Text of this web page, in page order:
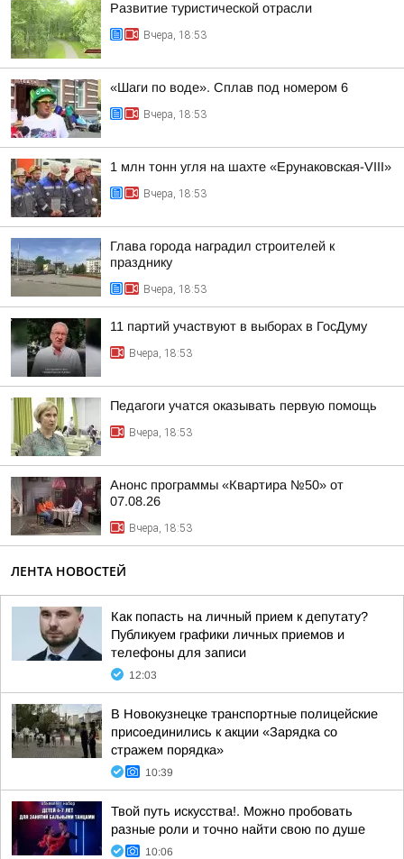
Развитие туристической отрасли
Вчера, 18:53
«Шаги по воде». Сплав под номером 6
Вчера, 18:53
1 млн тонн угля на шахте «Ерунаковская-VIII»
Вчера, 18:53
Глава города наградил строителей к
празднику
Вчера, 18:53
11 партий участвуют в выборах в ГосДуму
Вчера, 18:53
Педагоги учатся оказывать первую помощь
Вчера, 18:53
Анонс программы «Квартира №50» от
07.08.26
Вчера, 18:53
ЛЕНТА НОВОСТЕЙ
Как попасть на личный прием к депутату?
Публикуем графики личных приемов и
телефоны для записи
12:03
В Новокузнецке транспортные полицейские
присоединились к акции «Зарядка со
стражем порядка»
10:39
Твой путь искусства!. Можно пробовать
разные роли и точно найти свою по душе
10:06